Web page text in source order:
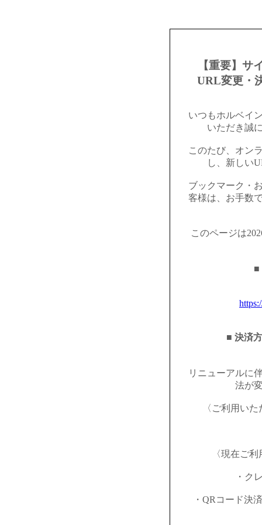
【重要】サ
URL変更・
いつもホルベイ
いただき誠
このたび、オン
し、新しい
ブックマーク・
客様は、お手数
このページは
■
■ 決済
リニューアルに
法が
〈ご利用い
〈現在ご
・ク
・QRコード決